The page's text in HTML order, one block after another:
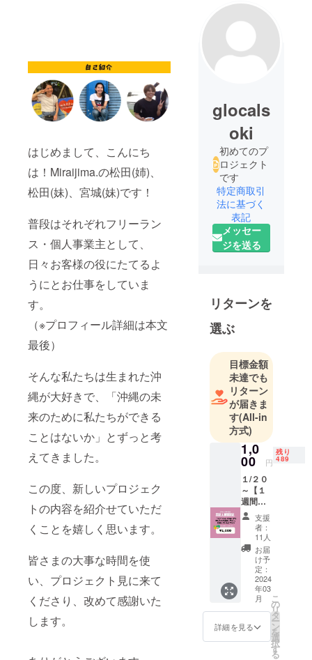
はじめまして、こんにち
は！Miraijima.の松田(姉)、
松田(妹)、宮城(妹)です！
普段はそれぞれフリーラン
ス・個人事業主として、
日々お客様の役にたてるよ
うにとお仕事をしていま
す。
（※プロフィール詳細は本文
最後）
そんな私たちは生まれた沖
縄が大好きで、「沖縄の未
来のために私たちができる
ことはないか」とずっと考
えてきました。
この度、新しいプロジェク
トの内容を紹介せていただ
くことを嬉しく思います。
皆さまの大事な時間を使
い、プロジェクト見に来て
くださり、改めて感謝いた
します。
glocals
oki
初めてのプ
ロジェクト
です
特定商取引
法に基づく
表記
メッセー
ジを送る
リターンを
選ぶ
目標金額
未達でも
リターン
が届きま
す(All-in
方式)
1,0
00 円
残り
489
１/２０
～【１
週間限
定】
「リ
ターン
はいら
ないか
らあん
たたち
頑張っ
ねー」
応援し
ている
よプラ
支援
者：
11人
お届
け予
定：
2024
年03
月
詳細を見る
こ
の
リ
タ
ー
ン
を
選
択
す
る